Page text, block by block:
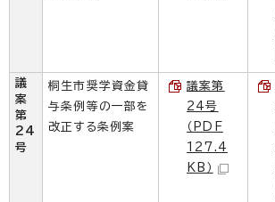
議
案
第
24
号
桐生市奨学資金貸
与条例等の一部を
改正する条例案
議案第
24号
（PDF
127.4
KB）